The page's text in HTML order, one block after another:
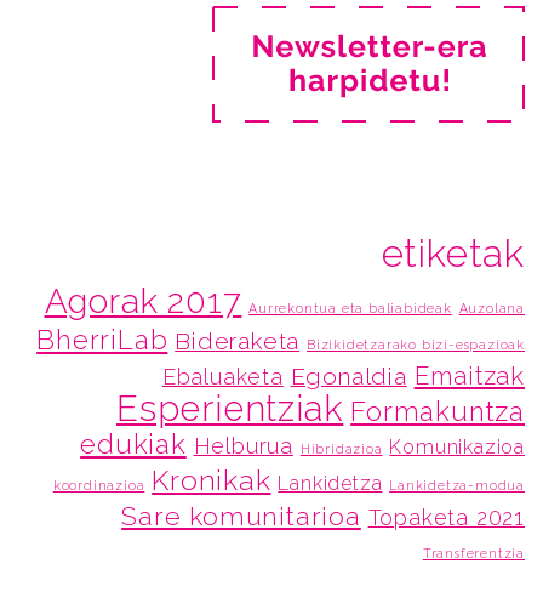
etiketak
Agorak 2017 Aurrekontua eta baliabideak Auzolana
BherriLab Bideraketa Bizikidetzarako bizi-espazioak
Ebaluaketa Egonaldia Emaitzak
Esperientziak Formakuntza
edukiak Helburua Hibridazioa Komunikazioa
koordinazioa Kronikak Lankidetza Lankidetza-modua
Sare komunitarioa Topaketa 2021
Transferentzia